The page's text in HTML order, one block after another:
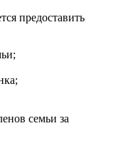
предоставить
семьи за